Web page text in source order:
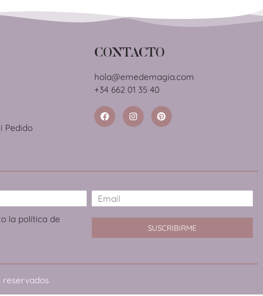
Pedido
CONTACTO
hola@emedemagia.com
+34 662 01 35 40
la política de
SUSCRIBIRME
reservados